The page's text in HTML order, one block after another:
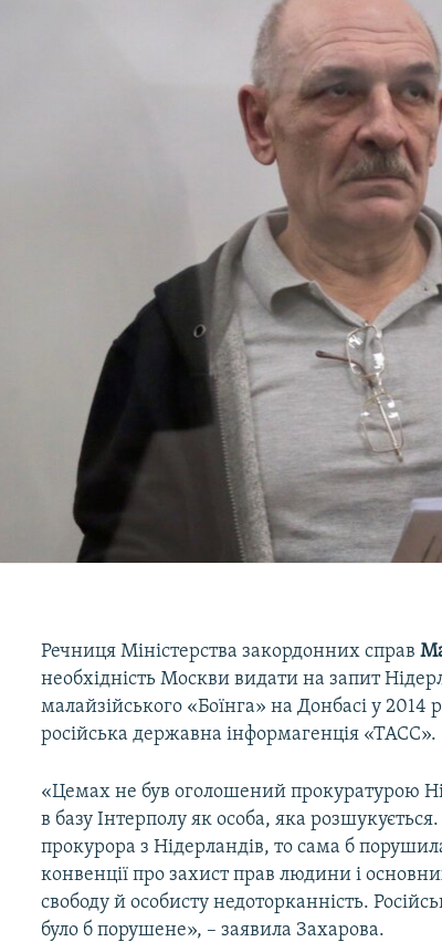
Речниця Міністерства закордонних справ
необхідність Москви видати на запит
малайзійського «Боїнга» на Донбасі у 2014
російська державна інформагенція «ТАСС».
«Цемах не був оголошений прокуратурою
в базу Інтерполу як особа, яка
прокурора з Нідерландів, то сама б
конвенції про захист прав людини і
свободу й особисту недоторканність.
було б порушене», – заявила Захарова.